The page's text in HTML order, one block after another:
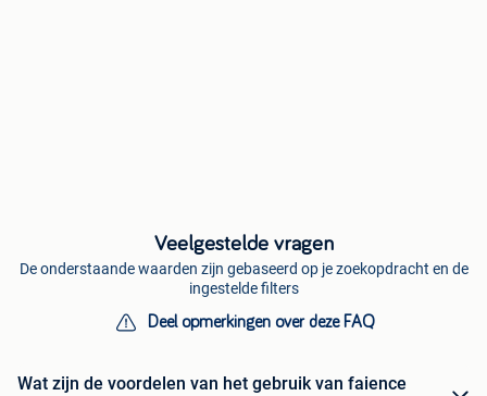
Veelgestelde vragen
De onderstaande waarden zijn gebaseerd op je zoekopdracht en de
ingestelde filters
Deel opmerkingen over deze FAQ
Wat zijn de voordelen van het gebruik van faience